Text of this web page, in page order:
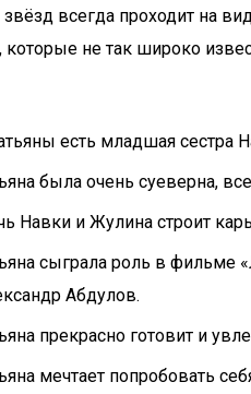
всегда проходит на
которые не так широко
есть младшая сестра
была очень суеверна,
Навки и Жулина строит
сыграла роль в фильме
Абдулов.
прекрасно готовит и
мечтает попробовать